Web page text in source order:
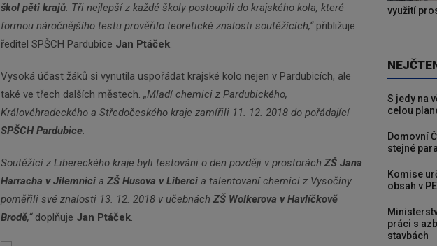
škol pěti krajů . Tři nejlepší z každé školy postoupili do krajského kola, které
formou náročnějšího testu prověřilo teoretické znalosti soutěžících,“přibližuje
ředitel SPŠCH Pardubice Jan Ptáček
Vysoká účast žáků si vynutila uspořádat krajské kolo nejen v Pardubicích, ale
také ve třech dalších městech. „Mladí chemici z Pardubického,
Královéhradeckého a Středočeského kraje zamířili 11. 12. 2018 do pořádající
SPŠCH Pardubice
Soutěžící z Libereckého kraje byli testováni o den později v prostorách ZŠ Jana
Harracha v Jilemnici a ZŠ Husova v Liberci a talentovaní chemici z Vysočiny
poměřili své znalosti 13. 12. 2018 v učebnách ZŠ Wolkerova v Havlíčkově
Brodě,“doplňuje Jan Ptáček
využití
S jedy na
celou
Domovní
stejné
Komise
obsah v
práci s
stavbách